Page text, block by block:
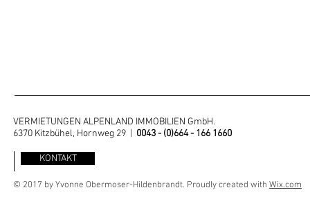
VERMIETUNGEN ALPENLAND IMMOBILIEN GmbH.
6370 Kitzbühel, Hornweg 29 | 0043 - (0)664 - 166 1660
KONTAKT
© 2017 by Yvonne Obermoser-Hildenbrandt. Proudly created with Wix.com